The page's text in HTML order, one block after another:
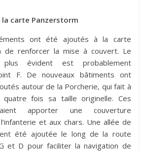
carte Panzerstorm
ont été ajoutés à la carte
de renforcer la mise à couvert. Le
plus évident est probablement
F. De nouveaux bâtiments ont
autour de la Porcherie, qui fait à
fois sa taille originelle. Ces
apporter une couverture
et aux chars. Une allée de
été ajoutée le long de la route
et D pour faciliter la navigation de